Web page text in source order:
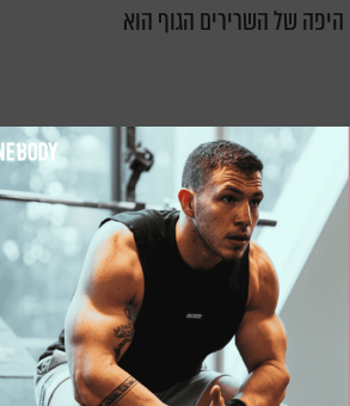
של השרירים הגוף הוא